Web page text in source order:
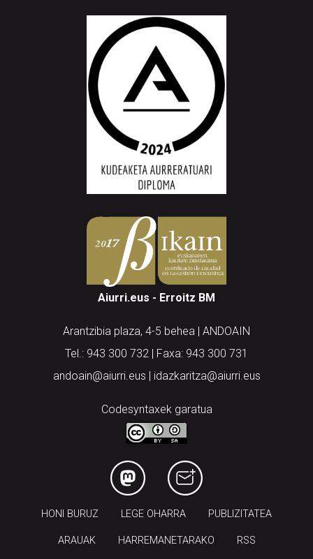
Aiurri.eus - Erroitz BM
Arantzibia plaza, 4-5 behea | ANDOAIN
Tel.: 943 300 732 | Faxa: 943 300 731
andoain@aiurri.eus | idazkaritza@aiurri.eus
Codesyntaxek garatua
HONI BURUZ LEGE OHARRA PUBLIZITATEA
ARAUAK HARREMANETARAKO RSS